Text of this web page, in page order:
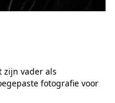
zijn vader als
fotografie voor